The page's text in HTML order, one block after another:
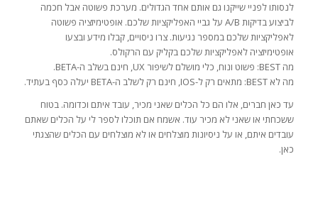
לנסותו לפניי שייקנו גם אותם אחד הגדולים. מערכת פשוטה אבל חכמה
לביצוע בדיקות A/B על גביי האפליקציות שלכם. אופטימיזציה פשוטה
לאפליקציות שלכם במספר נגיעות. צרו ניסויים, קבלו מידע ובצעו
אופטימיזציה לאפליקציות שלכם בקליק עם הרקולס.
מה BEST: פשוט ונוח, כלי מושלם לשיפור UX, חינם בשלב ה-BETA.
מה לא BEST: מתאים רק ל-IOS, חינם רק לשלב ה-BETA יעלה כסף בעתיד.
עד כאן חברים, אלו הם כל הכלים שאני מכיר, עובד איתם וכדומה. בטוח
ששכחתי או שאני לא מכיר עוד. אשמח אם תוכלו לספר לי על הכלים שאתם
עובדים איתם, או על ניסיונות מוצלחים או לא מוצלחים עם הכלים שהצגתי
כאן.